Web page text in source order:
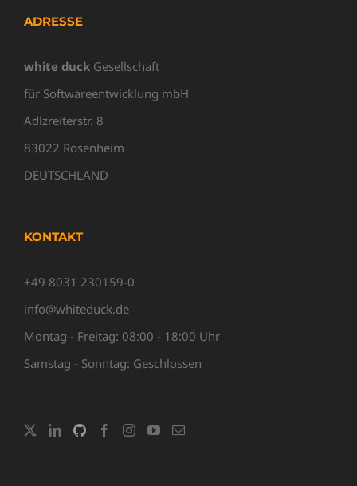
ADRESSE
white duck Gesellschaft
für Softwareentwicklung mbH
Adlzreiterstr. 8
83022 Rosenheim
DEUTSCHLAND
KONTAKT
+49 8031 230159-0
info@whiteduck.de
Montag - Freitag: 08:00 - 18:00 Uhr
Samstag - Sonntag: Geschlossen